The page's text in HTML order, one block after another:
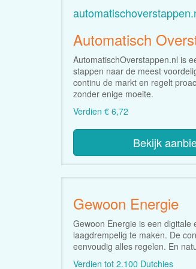
Automatisch
AutomatischOverstappen.nl is
stappen naar de meest
continu de markt en regelt
zonder enige moeite.
Verdien € 6,72
Bekijk
Gewoon Energie
Gewoon Energie is een
laagdrempelig te maken. De
eenvoudig alles regelen. En
Verdien tot 2.100 Dutchies